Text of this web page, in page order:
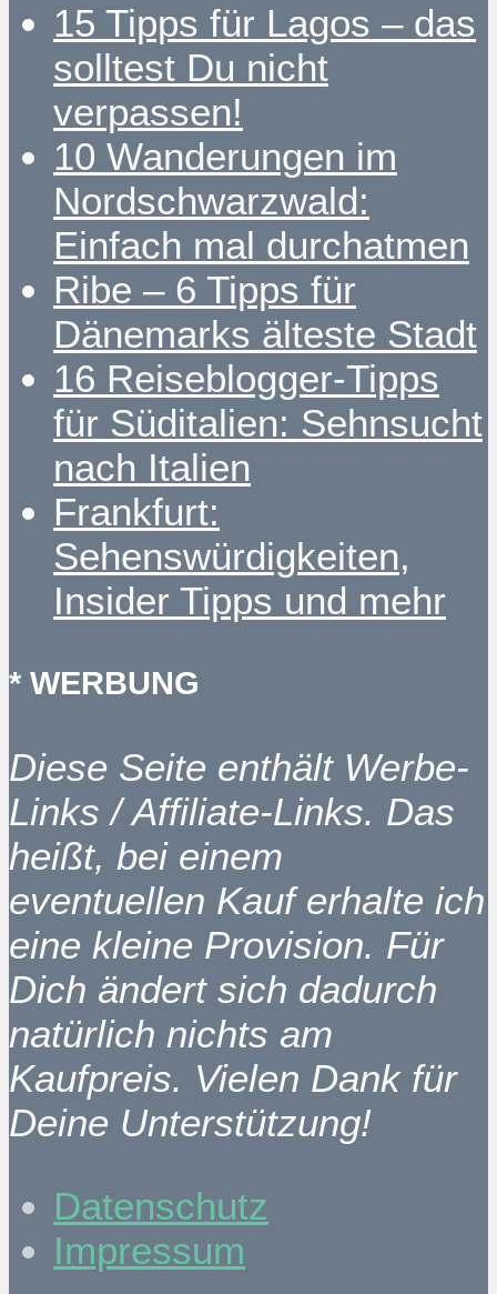
15 Tipps für Lagos – das
solltest Du nicht
verpassen!
10 Wanderungen im
Nordschwarzwald:
Einfach mal durchatmen
Ribe – 6 Tipps für
Dänemarks älteste Stadt
16 Reiseblogger-Tipps
für Süditalien: Sehnsucht
nach Italien
Frankfurt:
Sehenswürdigkeiten,
Insider Tipps und mehr
* WERBUNG
Diese Seite enthält Werbe-
Links / Affiliate-Links. Das
heißt, bei einem
eventuellen Kauf erhalte ich
eine kleine Provision. Für
Dich ändert sich dadurch
natürlich nichts am
Kaufpreis. Vielen Dank für
Deine Unterstützung!
Datenschutz
Impressum